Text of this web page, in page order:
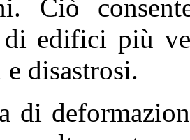
Ciò
di edifici più
disastrosi.
di